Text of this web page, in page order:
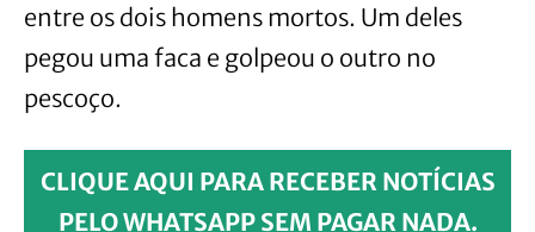
entre os dois homens mortos. Um deles
pegou uma faca e golpeou o outro no
pescoço.
CLIQUE AQUI PARA RECEBER NOTÍCIAS
PELO WHATSAPP SEM PAGAR NADA.